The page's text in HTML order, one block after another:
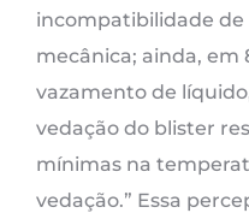
incompatibilidade
mecânica; ainda, em
vazamento de
vedação do blister
mínimas na
vedação.” Essa